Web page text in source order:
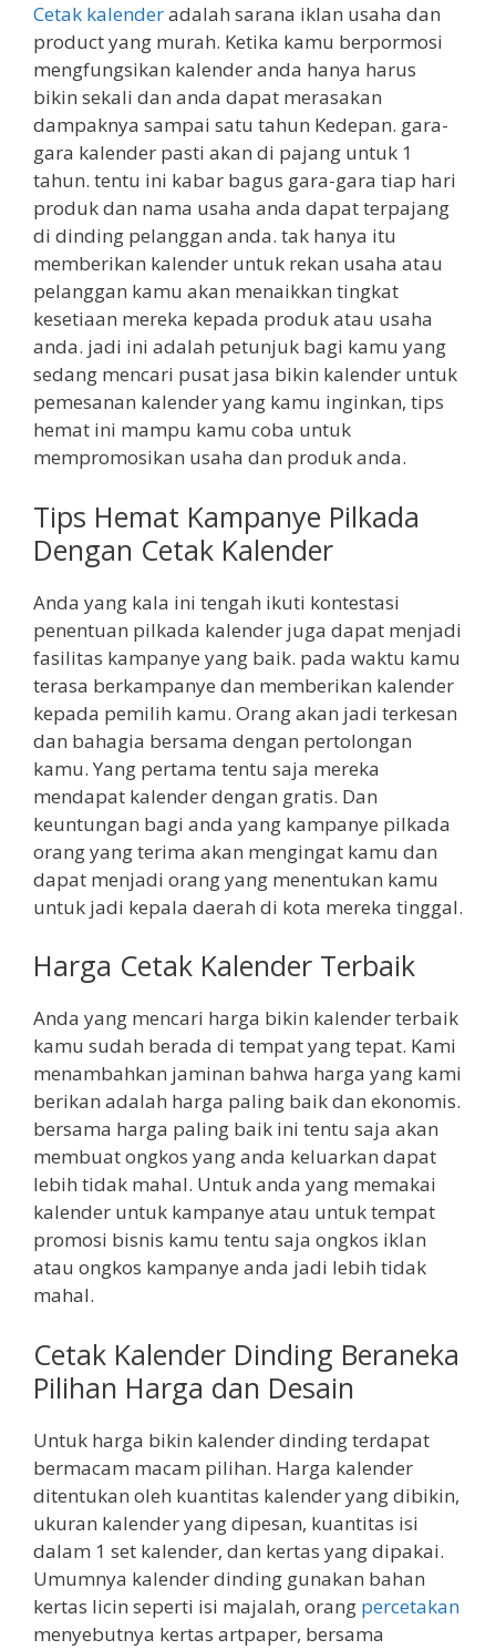
Cetak kalenderadalah sarana iklan usaha dan
product yang murah. Ketika kamu berpormosi
mengfungsikan kalender anda hanya harus
bikin sekali dan anda dapat merasakan
dampaknya sampai satu tahun Kedepan. gara-
gara kalender pasti akan di pajang untuk 1
tahun. tentu ini kabar bagus gara-gara tiap hari
produk dan nama usaha anda dapat terpajang
di dinding pelanggan anda. tak hanya itu
memberikan kalender untuk rekan usaha atau
pelanggan kamu akan menaikkan tingkat
kesetiaan mereka kepada produk atau usaha
anda. jadi ini adalah petunjuk bagi kamu yang
sedang mencari pusat jasa bikin kalender untuk
pemesanan kalender yang kamu inginkan, tips
hemat ini mampu kamu coba untuk
mempromosikan usaha dan produk anda.
Tips Hemat Kampanye Pilkada
Dengan Cetak Kalender
Anda yang kala ini tengah ikuti kontestasi
penentuan pilkada kalender juga dapat menjadi
fasilitas kampanye yang baik. pada waktu kamu
terasa berkampanye dan memberikan kalender
kepada pemilih kamu. Orang akan jadi terkesan
dan bahagia bersama dengan pertolongan
kamu. Yang pertama tentu saja mereka
mendapat kalender dengan gratis. Dan
keuntungan bagi anda yang kampanye pilkada
orang yang terima akan mengingat kamu dan
dapat menjadi orang yang menentukan kamu
untuk jadi kepala daerah di kota mereka tinggal.
Harga Cetak Kalender Terbaik
Anda yang mencari harga bikin kalender terbaik
kamu sudah berada di tempat yang tepat. Kami
menambahkan jaminan bahwa harga yang kami
berikan adalah harga paling baik dan ekonomis.
bersama harga paling baik ini tentu saja akan
membuat ongkos yang anda keluarkan dapat
lebih tidak mahal. Untuk anda yang memakai
kalender untuk kampanye atau untuk tempat
promosi bisnis kamu tentu saja ongkos iklan
atau ongkos kampanye anda jadi lebih tidak
mahal.
Cetak Kalender Dinding Beraneka
Pilihan Harga dan Desain
Untuk harga bikin kalender dinding terdapat
bermacam macam pilihan. Harga kalender
ditentukan oleh kuantitas kalender yang dibikin,
ukuran kalender yang dipesan, kuantitas isi
dalam 1 set kalender, dan kertas yang dipakai.
Umumnya kalender dinding gunakan bahan
kertas licin seperti isi majalah, orang percetakan
menyebutnya kertas artpaper, bersama